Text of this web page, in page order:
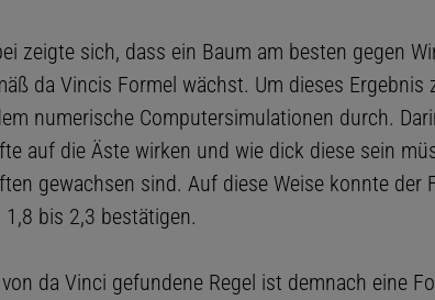
zeigte sich, dass ein Baum am besten gegen
da Vincis Formel wächst. Um dieses
numerische Computersimulationen durch.
auf die Äste wirken und wie dick diese sein
gewachsen sind. Auf diese Weise konnte der
1,8 bis 2,3 bestätigen.
von da Vinci gefundene Regel ist demnach eine